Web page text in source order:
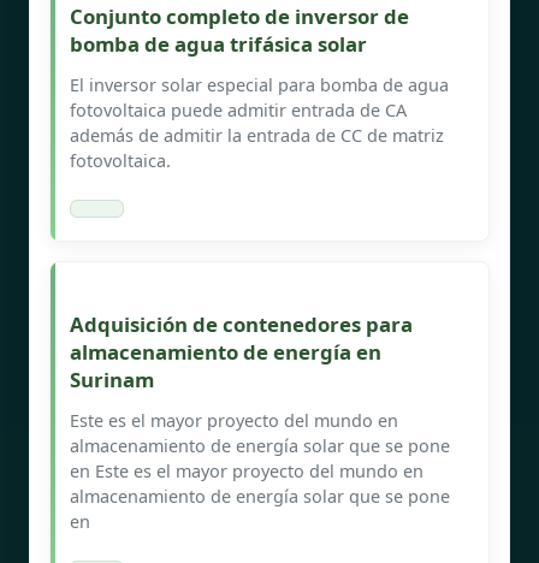
Conjunto completo de inversor de
bomba de agua trifásica solar
El inversor solar especial para bomba de agua
fotovoltaica puede admitir entrada de CA
además de admitir la entrada de CC de matriz
fotovoltaica.
Adquisición de contenedores para
almacenamiento de energía en
Surinam
Este es el mayor proyecto del mundo en
almacenamiento de energía solar que se pone
en Este es el mayor proyecto del mundo en
almacenamiento de energía solar que se pone
en